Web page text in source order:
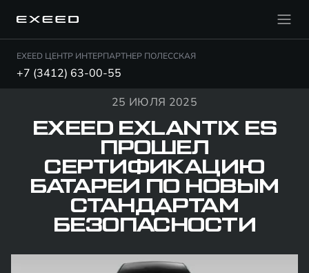
EXEED ЦЕНТР ИНТЕРПАРТНЕР ПОЛЕССКАЯ
+7 (3412) 63-00-55
25 ИЮЛЯ 2025
EXEED EXLANTIX ES
ПРОШЕЛ
СЕРТИФИКАЦИЮ
БАТАРЕИ ПО НОВЫМ
СТАНДАРТАМ
БЕЗОПАСНОСТИ